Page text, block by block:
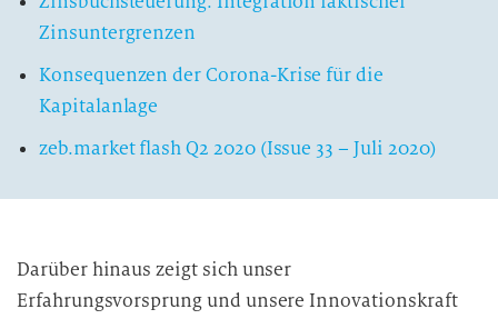
Zinsuntergrenzen
Konsequenzen der Corona-Krise für die
Kapitalanlage
zeb.market flash Q2 2020 (Issue 33 – Juli 2020)
Darüber hinaus zeigt sich unser
Erfahrungsvorsprung und unsere Innovationskraft